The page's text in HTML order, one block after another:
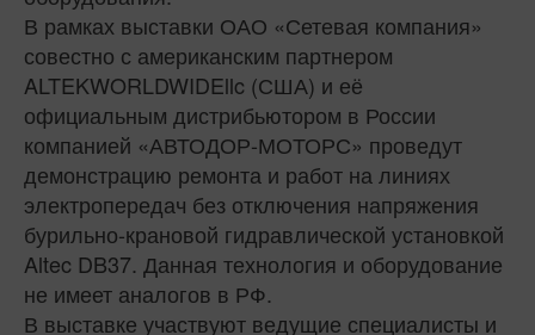
В рамках выставки ОАО «Сетевая компания»
совестно с американским партнером
ALTEKWORLDWIDEllc (США) и её
официальным дистрибьютором в России
компанией «АВТОДОР-МОТОРС» проведут
демонстрацию ремонта и работ на линиях
электропередач без отключения напряжения
бурильно-крановой гидравлической установкой
Altec DB37. Данная технология и оборудование
не имеет аналогов в РФ.
В выставке участвуют ведущие специалисты и